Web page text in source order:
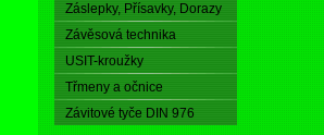
Záslepky, Přísavky, Dorazy
Závěsová technika
USIT-kroužky
Třmeny a očnice
Závitové tyče DIN 976